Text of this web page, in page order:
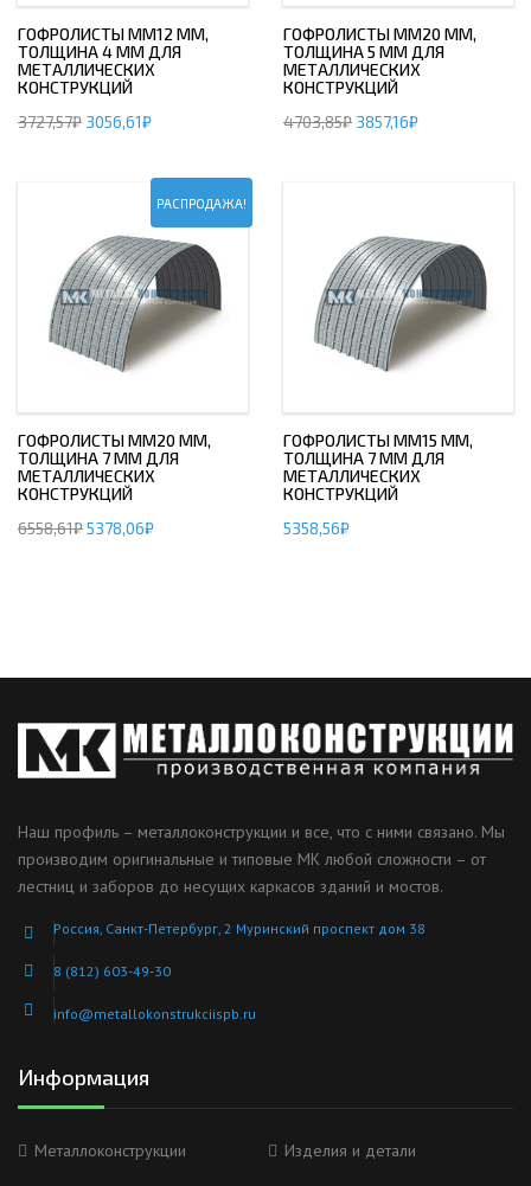
ГОФРОЛИСТЫ ММ12 ММ,
ТОЛЩИНА 4 ММ ДЛЯ
МЕТАЛЛИЧЕСКИХ
КОНСТРУКЦИЙ
3727,57₽ 3056,61₽
ГОФРОЛИСТЫ ММ20 ММ,
ТОЛЩИНА 5 ММ ДЛЯ
МЕТАЛЛИЧЕСКИХ
КОНСТРУКЦИЙ
4703,85₽ 3857,16₽
РАСПРОДАЖА!
ГОФРОЛИСТЫ ММ20 ММ,
ТОЛЩИНА 7 ММ ДЛЯ
МЕТАЛЛИЧЕСКИХ
КОНСТРУКЦИЙ
6558,61₽5378,06₽
ГОФРОЛИСТЫ ММ15 ММ,
ТОЛЩИНА 7 ММ ДЛЯ
МЕТАЛЛИЧЕСКИХ
КОНСТРУКЦИЙ
5358,56₽
Наш профиль – металлоконструкции и все, что с ними связано. Мы
производим оригинальные и типовые МК любой сложности – от
лестниц и заборов до несущих каркасов зданий и мостов.
Россия, Санкт-Петербург, 2 Муринский проспект дом 38
8 (812) 603-49-30
info@metallokonstrukciispb.ru
Информация
Металлоконструкции Изделия и детали